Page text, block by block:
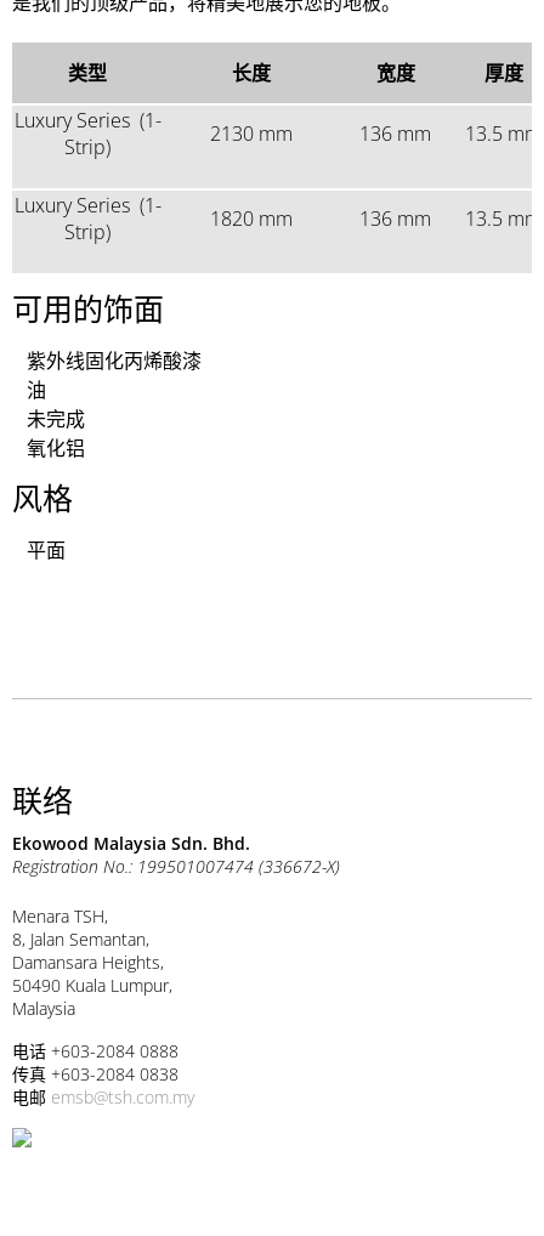
类型 长度 宽度
厚度
Luxury Series (1-
Strip)
2130 mm 136 mm 13.5 mm
Luxury Series (1-
Strip)
1820 mm 136 mm 13.5 mm
可用的饰面
紫外线固化丙烯酸漆
油
未完成
氧化铝
风格
平面
联络
Ekowood Malaysia Sdn. Bhd.
Registration No.: 199501007474 (336672-X)
Menara TSH,
8, Jalan Semantan,
Damansara Heights,
50490 Kuala Lumpur,
Malaysia
电话 +603-2084 0888
传真 +603-2084 0838
电邮 emsb@tsh.com.my